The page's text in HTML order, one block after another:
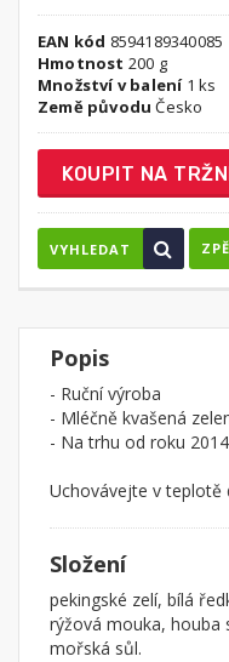
EAN kód 8594189340085
Hmotnost 200 g
Množství v balení1 ks
Země původu Česko
KOUPIT NA
VYHLEDAT
Popis
- Ruční výroba
- Mléčně kvašená
- Na trhu od roku 2014
Uchovávejte v teplotě
Složení
pekingské zelí, bílá
rýžová mouka, houba
mořská sůl.